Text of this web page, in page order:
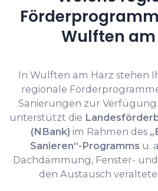
Wulften am
In Wulften am Harz stehen
regionale
Sanierungen zur
unterstützt die
(NBank) im Rahmen des
Sanieren“-Programms u.
Dachdämmung, Fenster-
den Austausch